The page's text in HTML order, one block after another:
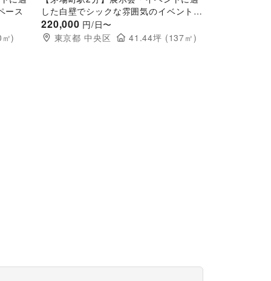
ース
㎡)
した白壁でシックな雰囲気のイベントス
ペース
220,000 円/日〜
東京都 中央区 41.44坪 (137㎡)